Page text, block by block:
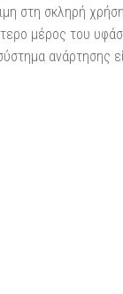
στη σκληρή
μέρος του
ανάρτησης